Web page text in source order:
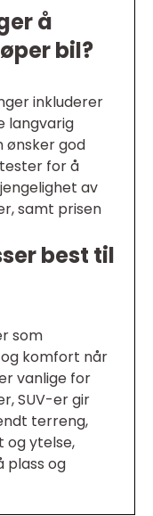
å
bil?
inkluderer
langvarig
ønsker god
for å
av
samt prisen
best til
som
komfort når
vanlige for
SUV-er gir
terreng,
og ytelse,
plass og